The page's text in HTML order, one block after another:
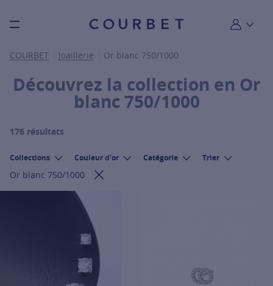
Burger toggle menu Mon
COURBET Joaillerie Or blanc 750/1000
Découvrez la collection en Or
blanc 750/1000
176 résultats
Collections Couleur d'or Catégorie Trier
Or blanc 750/1000